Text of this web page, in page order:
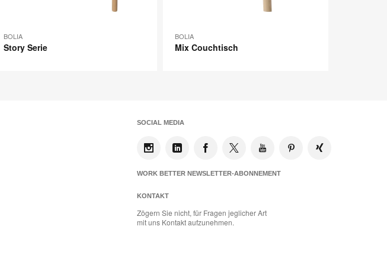
BOLIA
Story Serie
BOLIA
Mix Couchtisch
SOCIAL MEDIA
WORK BETTER NEWSLETTER-ABONNEMENT
KONTAKT
Zögern Sie nicht, für Fragen jeglicher Art
mit uns Kontakt aufzunehmen.